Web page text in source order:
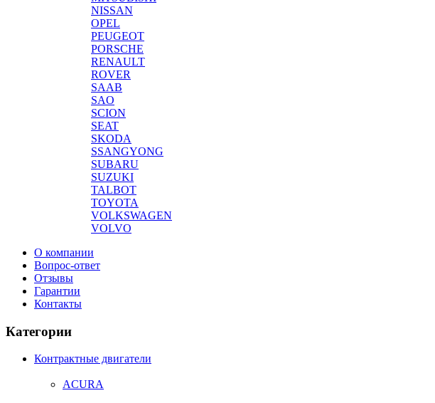
NISSAN
OPEL
PEUGEOT
PORSCHE
RENAULT
ROVER
SAAB
SAO
SCION
SEAT
SKODA
SSANGYONG
SUBARU
SUZUKI
TALBOT
TOYOTA
VOLKSWAGEN
VOLVO
О компании
Вопрос-ответ
Отзывы
Гарантии
Контакты
Категории
Контрактные двигатели
ACURA